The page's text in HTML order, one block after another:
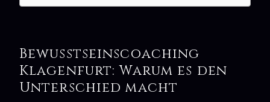
Bewusstseinscoaching
Klagenfurt: Warum es den
Unterschied macht